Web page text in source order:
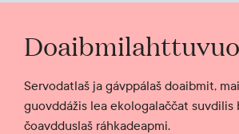
Servodatlaš ja gávppálaš doaibmit,
guovddážis lea ekologalaččat
čoavdduslaš ráhkadeapmi.